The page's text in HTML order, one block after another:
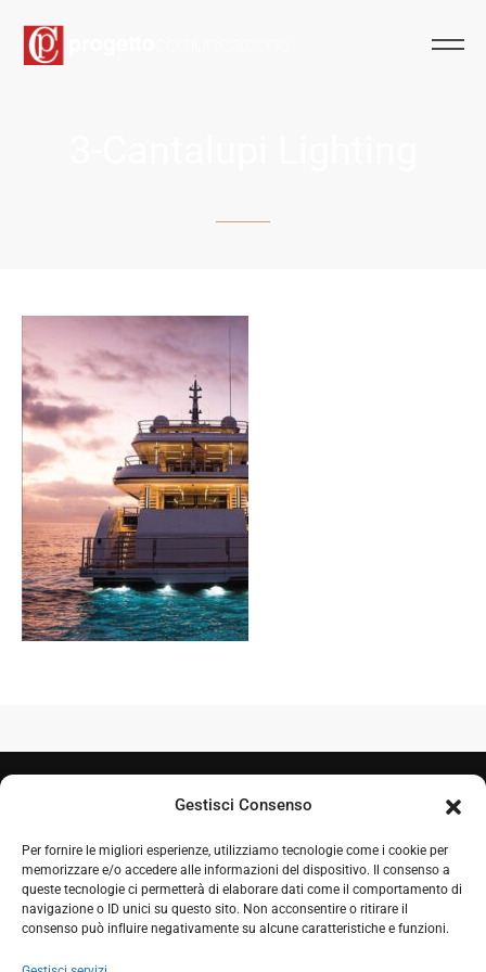
Gestisci Consenso
Per fornire le migliori esperienze, utilizziamo tecnologie come i cookie per
memorizzare e/o accedere alle informazioni del dispositivo. Il consenso a
queste tecnologie ci permetterà di elaborare dati come il comportamento di
navigazione o ID unici su questo sito. Non acconsentire o ritirare il
consenso può influire negativamente su alcune caratteristiche e funzioni.
+39 050 7212995